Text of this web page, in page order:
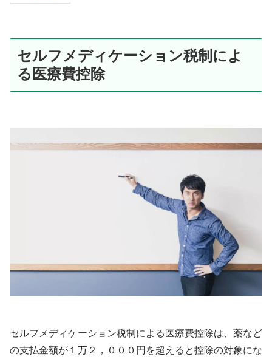
セルフメディケーション税制によ
る医療費控除
セルフメディケーション税制による医療費控除は、薬など
の支払金額が１万２，０００円を超えると控除の対象にな